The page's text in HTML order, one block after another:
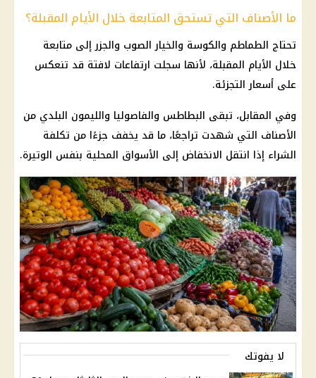
ما الأصناف التي تستحق المتابعة خلال الأيام المقبلة؟
تحتاج الطماطم والكوسة والخيار الصوب والجزر إلى متابعة
خلال الأيام المقبلة، لأنها سجلت ارتفاعات لافتة قد تنعكس
على أسعار التجزئة.
وفي المقابل، تبقى البطاطس والفاصوليا والليمون البلدي من
الأصناف التي شهدت تراجعًا، ما قد يخفف جزءًا من تكلفة
الشراء إذا انتقل الانخفاض إلى الأسواق المحلية بنفس الوتيرة.
لا يفوتك